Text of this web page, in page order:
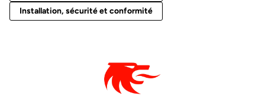
Installation, sécurité et conformité